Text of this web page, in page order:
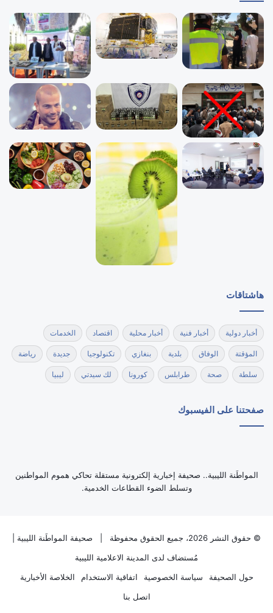
هاشتاقات
أخبار دولية أخبار فنية أخبار محلية اقتصاد الخدمات
المؤقتة الوفاق بلدية بنغازي تكنولوجيا جديدة رياضة
سلطة صحة طرابلس كورونا لك سيدتي ليبيا
صفحتنا على الفيسبوك
‏المواطَنة الليبية.. صحيفة إخبارية إلكترونية مستقلة تحاكي هموم المواطنين
وتسلط الضوء القطاعات الخدمية.
© حقوق النشر 2026، جميع الحقوق محفوظة | صحيفة المواطَنة الليبية
مُستضاف لدى المدينة الاعلامية الليبية
حول الصحيفة
سياسة الخصوصية اتفاقية الاستخدام
الخلاصة الأخبارية
اتصل بنا